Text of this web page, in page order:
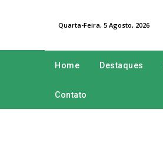
Quarta-Feira, 5 Agosto, 2026
Home Destaques
Contato